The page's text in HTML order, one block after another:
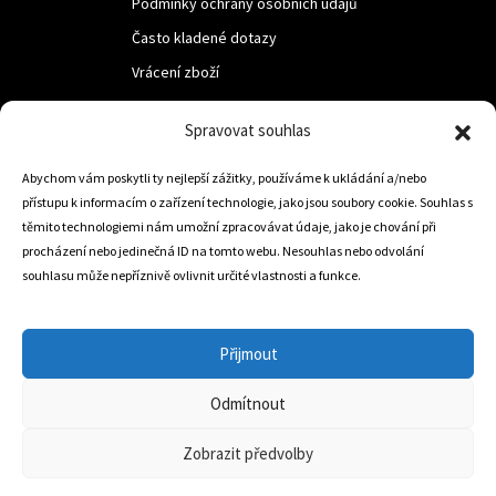
Spravovat souhlas
Abychom vám poskytli ty nejlepší zážitky, používáme k ukládání a/nebo
přístupu k informacím o zařízení technologie, jako jsou soubory cookie. Souhlas s
těmito technologiemi nám umožní zpracovávat údaje, jako je chování při
procházení nebo jedinečná ID na tomto webu. Nesouhlas nebo odvolání
souhlasu může nepříznivě ovlivnit určité vlastnosti a funkce.
Přijmout
Odmítnout
Zobrazit předvolby
Často kladené dotazy
Vrácení zboží
LUF s.r.o.
Nám. M.R.Štefanika 518,
Trstená 02801
info@dojezdovakola.com